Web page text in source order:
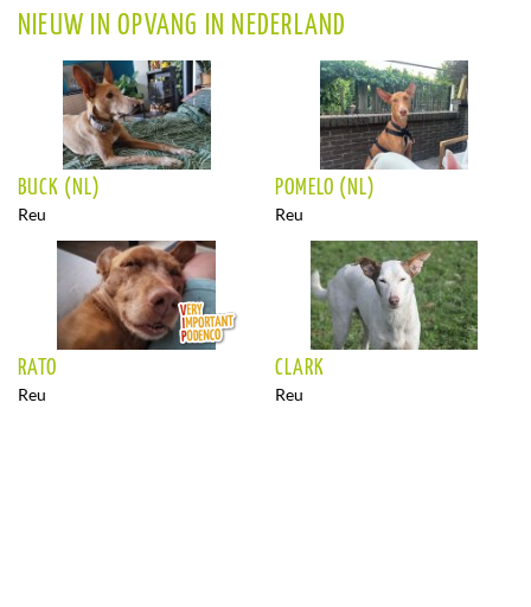
NIEUW IN OPVANG IN NEDERLAND
BUCK (NL)
Reu
POMELO (NL)
Reu
RATO
Reu
CLARK
Reu